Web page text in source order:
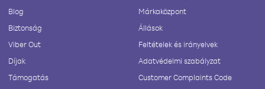
Blog
Biztonság
Viber Out
Díjak
Támogatás
Márkaközpont
Állások
Feltételek és irányelvek
Adatvédelmi szabályzat
Customer Complaints Code